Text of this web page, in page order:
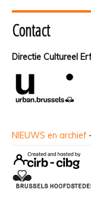
Contact
Directie Cultureel
NIEUWS en archief -